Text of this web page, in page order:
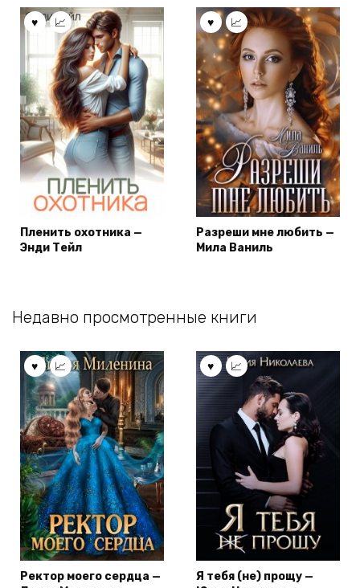
Пленить охотника —
Энди Тейл
Разреши мне любить —
Мила Ваниль
Недавно просмотренные книги
Ректор моего сердца —
Я тебя (не) прощу —